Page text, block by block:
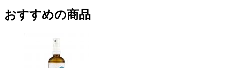
おすすめの商品